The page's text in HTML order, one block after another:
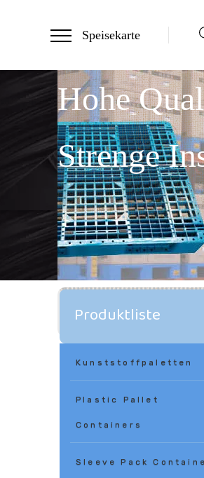
Speisekarte
Hohe
Strenge
Produktliste
Kunststoffpaletten
Plastic Pallet
Containers
Sleeve Pack